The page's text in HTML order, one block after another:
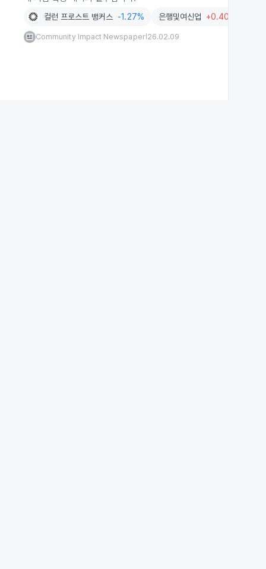
컬런 프로스트 뱅커스 -1.27% 은행및여신업 +0.40%
Community Impact Newspaper| 26.02.09